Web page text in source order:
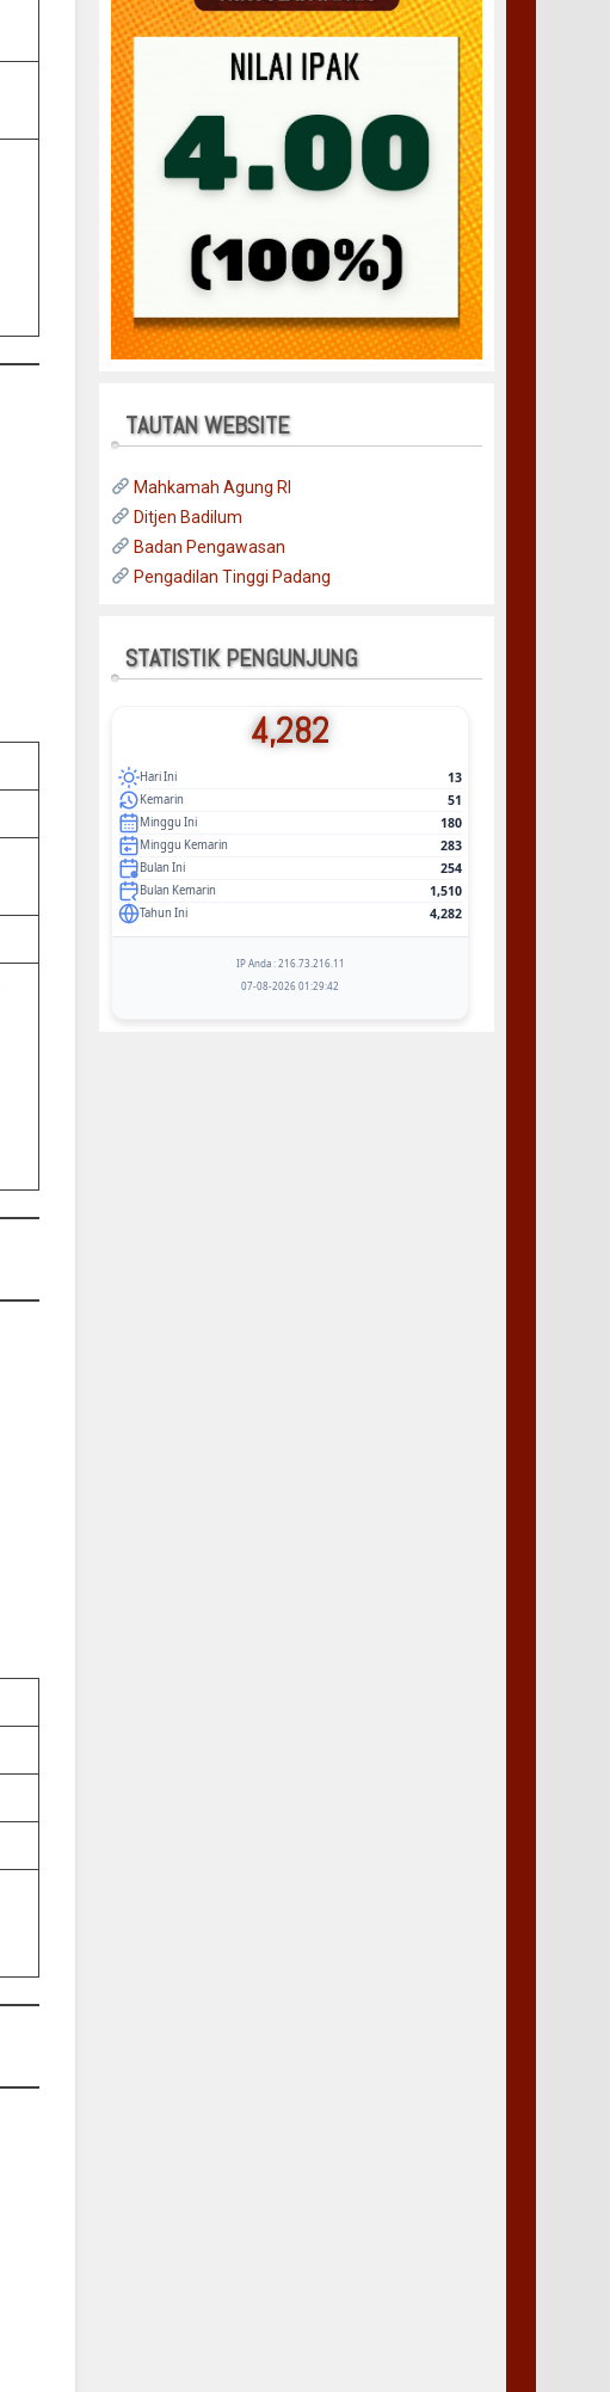
TAUTAN WEBSITE
Mahkamah Agung RI
Ditjen Badilum
Badan Pengawasan
Pengadilan Tinggi Padang
STATISTIK PENGUNJUNG
4,282
Hari Ini 13
Kemarin 51
Minggu Ini 180
Minggu Kemarin 283
Bulan Ini 254
Bulan Kemarin 1,510
Tahun Ini 4,282
IP Anda : 216.73.216.11
07-08-2026 01:29:42